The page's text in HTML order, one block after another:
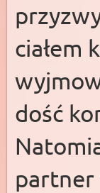
ciałem
dość
partner